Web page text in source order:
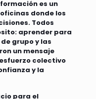
es un
donde los
Todos
aprender para
grupo y las
un mensaje
colectivo
y la
para el